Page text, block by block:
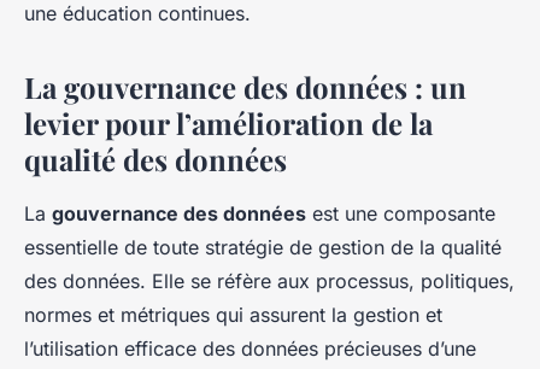
une éducation continues.
La gouvernance des données : un
levier pour l’amélioration de la
qualité des données
La gouvernance des données est une composante
essentielle de toute stratégie de gestion de la qualité
des données. Elle se réfère aux processus, politiques,
normes et métriques qui assurent la gestion et
l’utilisation efficace des données précieuses d’une